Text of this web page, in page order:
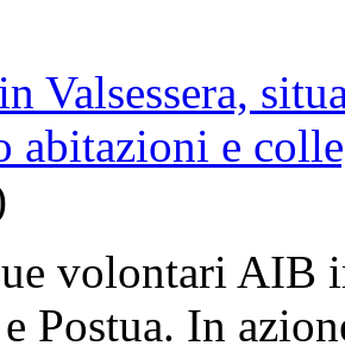
Valsessera,
abitazioni e
volontari AIB
Postua. In